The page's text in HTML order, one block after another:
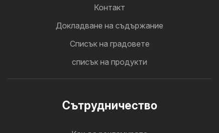
Контакт
Докладване на съдържание
Cписък на градовете
списък на продукти
Cътрудничество